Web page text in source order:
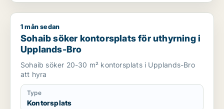
Sohaib söker kontorsplats för uthyrning i Upplands-Bro
1 mån sedan
Sohaib söker kontorsplats för uthyrning i
Upplands-Bro
Sohaib söker 20-30 m² kontorsplats i Upplands-Bro
att hyra
Type
Kontorsplats